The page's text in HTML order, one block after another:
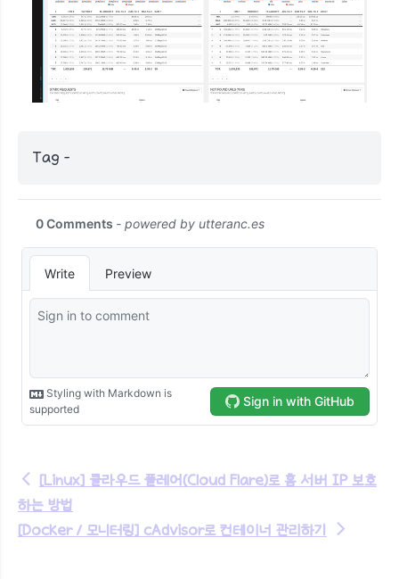
Tag -
←
[Linux] 클라우드 플레어(Cloud Flare)로 홈 서버 IP 보호
하는 방법
[Docker / 모니터링] cAdvisor로 컨테이너 관리하기
→